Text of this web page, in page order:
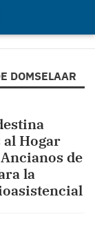
DOMSELAAR
al Hogar
de
la